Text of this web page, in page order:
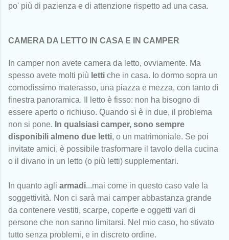
po' più di pazienza e di attenzione rispetto ad una casa.
CAMERA DA LETTO IN CASA E IN CAMPER
In camper non avete camera da letto, ovviamente. Ma
spesso avete molti più letti che in casa. Io dormo sopra un
comodissimo materasso, una piazza e mezza, con tanto di
finestra panoramica. Il letto è fisso: non ha bisogno di
essere aperto o richiuso. Quando si è in due, il problema
non si pone. In qualsiasi camper, sono sempre
disponibili almeno due letti, o un matrimoniale. Se poi
invitate amici, è possibile trasformare il tavolo della cucina
o il divano in un letto (o più letti) supplementari.
In quanto agli armadi...mai come in questo caso vale la
soggettività. Non ci sarà mai camper abbastanza grande
da contenere vestiti, scarpe, coperte e oggetti vari di
persone che non sanno limitarsi. Nel mio caso, ho stivato
tutto senza problemi, e in discreto ordine.